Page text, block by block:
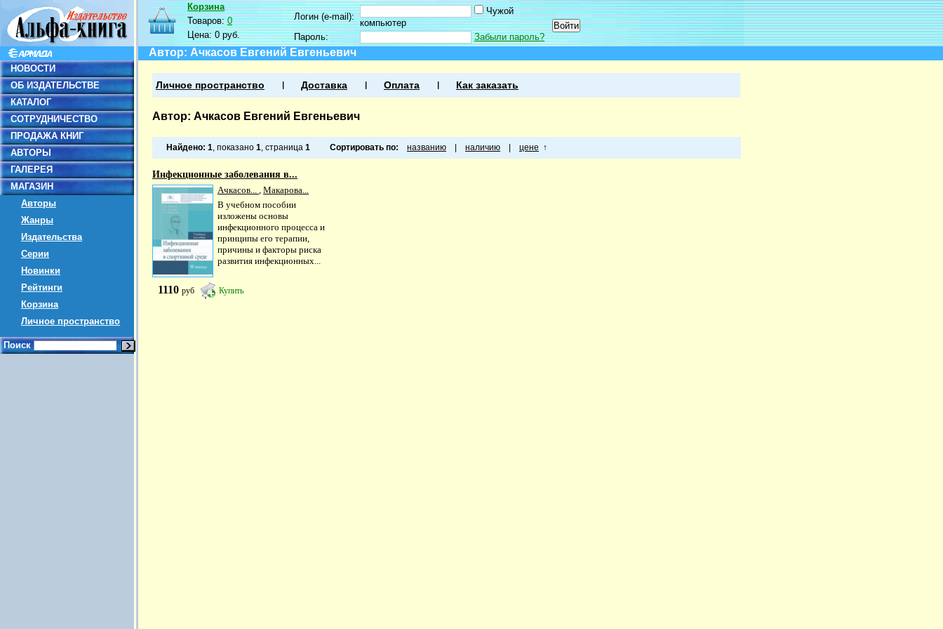
НОВОСТИ
ОБ ИЗДАТЕЛЬСТВЕ
КАТАЛОГ
СОТРУДНИЧЕСТВО
ПРОДАЖА КНИГ
АВТОРЫ
ГАЛЕРЕЯ
МАГАЗИН
Авторы
Жанры
Издательства
Серии
Новинки
Рейтинги
Корзина
Личное пространство
Поиск
Корзина
Товаров:0
Цена:0 руб.
Логин (e-mail):
Чужой
компьютер
Пароль:
Забыли пароль?
Автор: Ачкасов Евгений Евгеньевич
Личное пространство Доставка Оплата Как заказать
Автор: Ачкасов Евгений Евгеньевич
Найдено: 1, показано 1, страница 1 Сортировать по: названию наличию цене ↑
Инфекционные заболевания в...
Ачкасов... , Макарова...
В учебном пособии
изложены основы
инфекционного процесса и
принципы его терапии,
причины и факторы риска
развития инфекционных...
1110 руб Купить